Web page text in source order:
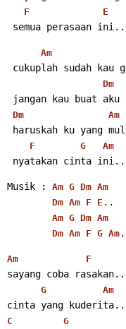
F E
semua perasaan ini..
Am
cukuplah sudah kau
Dm
jangan kau buat
Dm Am
haruskah ku yang
F G Am
nyatakan cinta ini..
Musik : Am G Dm Am
Dm Am F E ..
Am G Dm Am
Dm Am F G Am
Am F
sayang coba rasakan..
G Am
cinta yang kuderita..
C G